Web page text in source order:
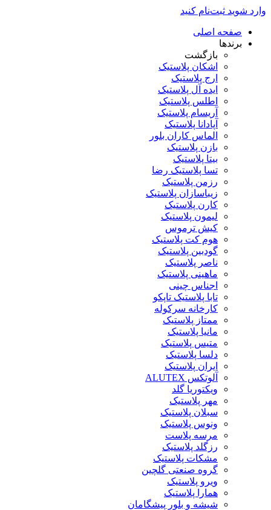
وارد شوید ثبت‌نام کنید
صفحه اصلی
برندها
بازگشت
اشکان پلاستیک
ارج پلاستیک
ایده آل پلاستیک
اطلس پلاستیک
آریسام پلاستیک
آپادانا پلاستیک
الماس کاران بلور
بازن پلاستیک
بیتا پلاستیک
تسا پلاستیک رضا
رزمن پلاستیک
زیباسازان پلاستیک
کارن پلاستیک
لیمون پلاستیک
کیش ترموس
هوم کت پلاستیک
گودبین پلاستیک
ناصر پلاستیک
ماهینی پلاستیک
اجناس چینی
تابا پلاستیک تاپکو
کارخانه سرکوله
ممتاز پلاستیک
مانیا پلاستیک
متیس پلاستیک
دلسا پلاستیک
ایران پلاستیک
آلوتکس ALUTEX
ویکتوریا گلد
مهر پلاستیک
سبلان پلاستیک
ونوس پلاستیک
مرسه پلاست
رزگلد پلاستیک
مشکات پلاستیک
گروه صنعتی گلچین
ویرو پلاستیک
همارا پلاستیک
شیشه و بلور پیشگامان